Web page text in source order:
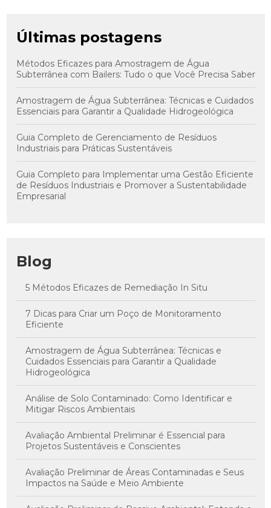
Últimas postagens
Métodos Eficazes para Amostragem de Água
Subterrânea com Bailers: Tudo o que Você Precisa Saber
Amostragem de Água Subterrânea: Técnicas e Cuidados
Essenciais para Garantir a Qualidade Hidrogeológica
Guia Completo de Gerenciamento de Resíduos
Industriais para Práticas Sustentáveis
Guia Completo para Implementar uma Gestão Eficiente
de Resíduos Industriais e Promover a Sustentabilidade
Empresarial
Blog
5 Métodos Eficazes de Remediação In Situ
7 Dicas para Criar um Poço de Monitoramento
Eficiente
Amostragem de Água Subterrânea: Técnicas e
Cuidados Essenciais para Garantir a Qualidade
Hidrogeológica
Análise de Solo Contaminado: Como Identificar e
Mitigar Riscos Ambientais
Avaliação Ambiental Preliminar é Essencial para
Projetos Sustentáveis e Conscientes
Avaliação Preliminar de Áreas Contaminadas e Seus
Impactos na Saúde e Meio Ambiente